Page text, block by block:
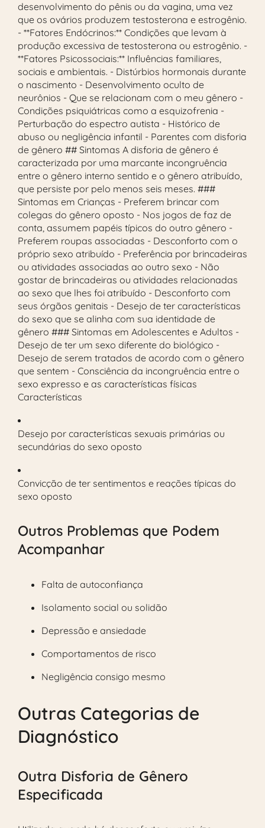
desenvolvimento do pênis ou da vagina, uma vez
que os ovários produzem testosterona e estrogênio.
- **Fatores Endócrinos:** Condições que levam à
produção excessiva de testosterona ou estrogênio. -
**Fatores Psicossociais:** Influências familiares,
sociais e ambientais. - Distúrbios hormonais durante
o nascimento - Desenvolvimento oculto de
neurônios - Que se relacionam com o meu gênero -
Condições psiquiátricas como a esquizofrenia -
Perturbação do espectro autista - Histórico de
abuso ou negligência infantil - Parentes com disforia
de gênero ## Sintomas A disforia de gênero é
caracterizada por uma marcante incongruência
entre o gênero interno sentido e o gênero atribuído,
que persiste por pelo menos seis meses. ###
Sintomas em Crianças - Preferem brincar com
colegas do gênero oposto - Nos jogos de faz de
conta, assumem papéis típicos do outro gênero -
Preferem roupas associadas - Desconforto com o
próprio sexo atribuído - Preferência por brincadeiras
ou atividades associadas ao outro sexo - Não
gostar de brincadeiras ou atividades relacionadas
ao sexo que lhes foi atribuído - Desconforto com
seus órgãos genitais - Desejo de ter características
do sexo que se alinha com sua identidade de
gênero ### Sintomas em Adolescentes e Adultos -
Desejo de ter um sexo diferente do biológico -
Desejo de serem tratados de acordo com o gênero
que sentem - Consciência da incongruência entre o
sexo expresso e as características físicas
Características
Desejo por características sexuais primárias ou
secundárias do sexo oposto
Convicção de ter sentimentos e reações típicas do
sexo oposto
Outros Problemas que Podem
Acompanhar
Falta de autoconfiança
Isolamento social ou solidão
Depressão e ansiedade
Comportamentos de risco
Negligência consigo mesmo
Outras Categorias de
Diagnóstico
Outra Disforia de Gênero
Especificada